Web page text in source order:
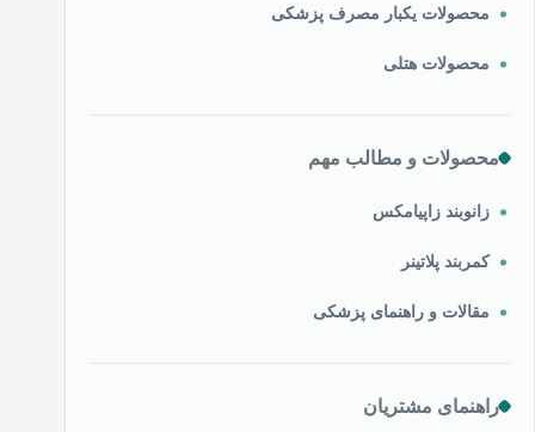
محصولات یکبار مصرف پزشکی
محصولات هتلی
محصولات و مطالب مهم
زانوبند زاپیامکس
کمربند پلاتینر
مقالات و راهنمای پزشکی
راهنمای مشتریان